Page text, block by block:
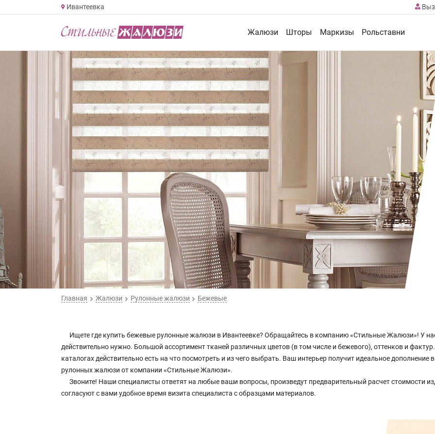
Ивантеевка
Жалюзи Шторы Маркизы Рольставни
Главная Жалюзи Рулонные жалюзи Бежевые
Ищете где купить бежевые рулонные жалюзи в Ивантеевке? Обращайтесь в компанию «Стильные Жалюзи»! У
действительно нужно. Большой ассортимент тканей различных цветов (в том числе и бежевого), оттенков и
каталогах действительно есть на что посмотреть и из чего выбрать. Ваш интерьер получит идеальное
рулонных жалюзи от компании «Стильные Жалюзи».
Звоните! Наши специалисты ответят на любые ваши вопросы, произведут предварительный расчет стоимости
согласуют с вами удобное время визита специалиста с образцами материалов.